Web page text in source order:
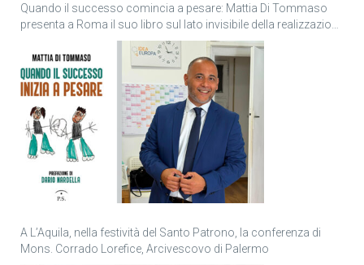
Quando il successo comincia a pesare: Mattia Di Tommaso
presenta a Roma il suo libro sul lato invisibile della realizzazione
A L’Aquila, nella festività del Santo Patrono, la conferenza di
Mons. Corrado Lorefice, Arcivescovo di Palermo